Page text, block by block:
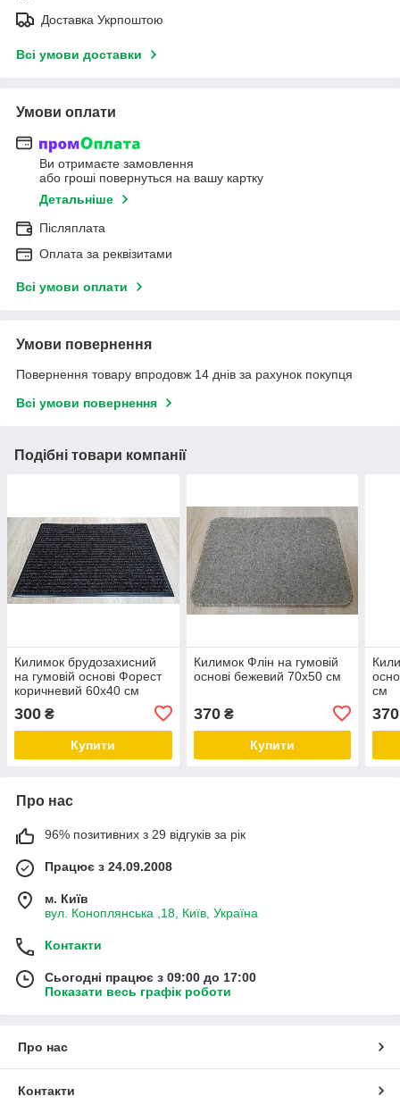
Доставка Укрпоштою
Всі умови доставки
Умови оплати
Ви отримаєте замовлення
або гроші повернуться на вашу картку
Детальніше
Післяплата
Оплата за реквізитами
Всі умови оплати
Умови повернення
Повернення товару впродовж 14 днів за рахунок покупця
Всі умови повернення
Подібні товари компанії
Килимок брудозахисний
на гумовій основі Форест
коричневий 60х40 см
300 ₴
Купити
Килимок Флін на гумовій
основі бежевий 70х50 см
370₴
Купити
см
370
Про нас
96% позитивних з 29 відгуків за рік
Працює з 24.09.2008
м. Київ
вул. Коноплянська ,18, Київ, Україна
Контакти
Сьогодні працює з 09:00 до 17:00
Показати весь графік роботи
Про нас
Контакти